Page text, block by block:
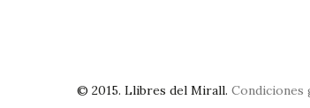
© 2015. Llibres del Mirall. Condiciones